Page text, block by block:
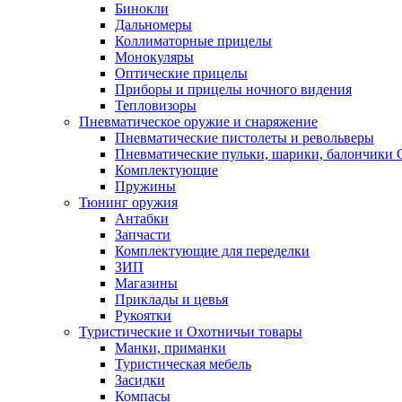
Бинокли
Дальномеры
Коллиматорные прицелы
Монокуляры
Оптические прицелы
Приборы и прицелы ночного видения
Тепловизоры
Пневматическое оружие и снаряжение
Пневматические пистолеты и револьверы
Пневматические пульки, шарики, балончики
Комплектующие
Пружины
Тюнинг оружия
Антабки
Запчасти
Комплектующие для переделки
ЗИП
Магазины
Приклады и цевья
Рукоятки
Туристические и Охотничьи товары
Манки, приманки
Туристическая мебель
Засидки
Компасы